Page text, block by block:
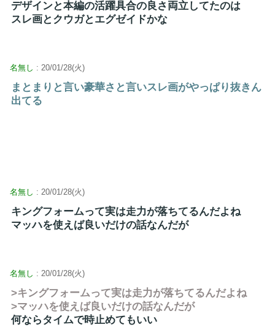
デザインと本編の活躍具合の良さ両立してたのは
スレ画とクウガとエグゼイドかな
名無し : 20/01/28(火)
まとまりと言い豪華さと言いスレ画がやっぱり抜きん
出てる
名無し : 20/01/28(火)
キングフォームって実は走力が落ちてるんだよね
マッハを使えば良いだけの話なんだが
名無し : 20/01/28(火)
>キングフォームって実は走力が落ちてるんだよね
>マッハを使えば良いだけの話なんだが
何ならタイムで時止めてもいい